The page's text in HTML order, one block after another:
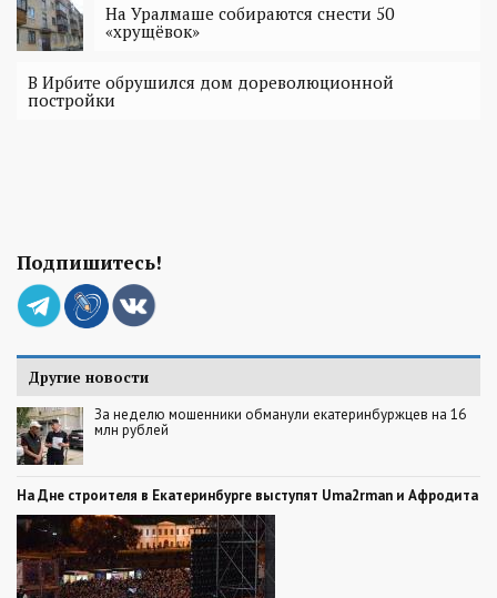
На Уралмаше собираются снести 50
«хрущёвок»
В Ирбите обрушился дом дореволюционной
постройки
Подпишитесь!
Другие новости
За неделю мошенники обманули екатеринбуржцев на 16
млн рублей
На Дне строителя в Екатеринбурге выступят Uma2rman и Афродита